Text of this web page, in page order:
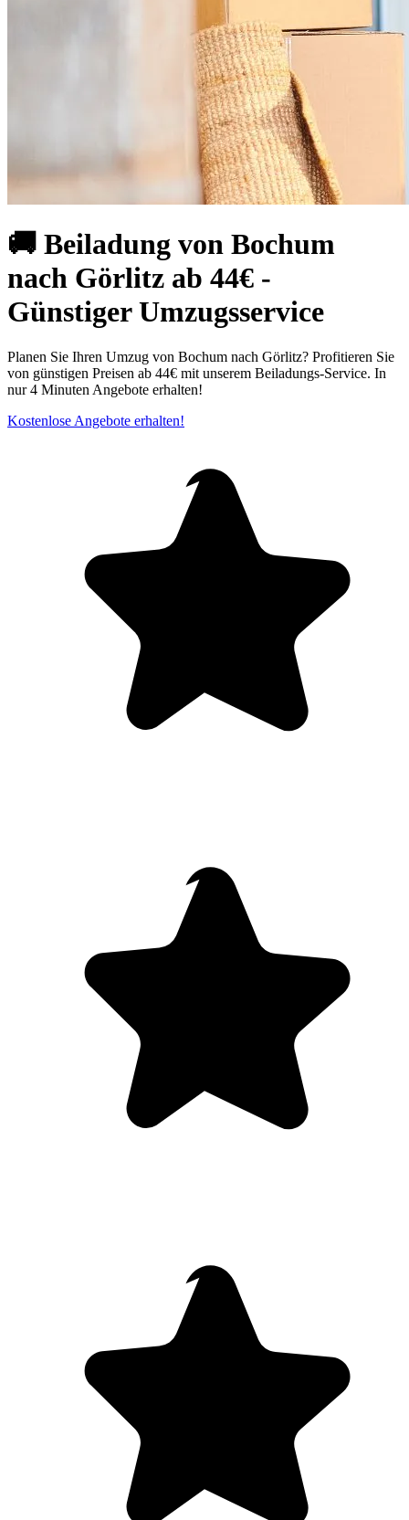
🚚 Beiladung von Bochum
nach Görlitz ab 44€ -
Günstiger Umzugsservice
Planen Sie Ihren Umzug von Bochum nach Görlitz? Profitieren Sie
von günstigen Preisen ab 44€ mit unserem Beiladungs-Service. In
nur 4 Minuten Angebote erhalten!
Kostenlose Angebote erhalten!